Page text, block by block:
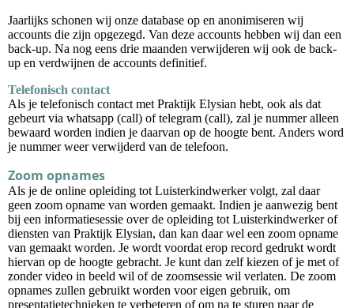
Jaarlijks schonen wij onze database op en anonimiseren wij
accounts die zijn opgezegd. Van deze accounts hebben wij dan een
back-up. Na nog eens drie maanden verwijderen wij ook de back-
up en verdwijnen de accounts definitief.
Telefonisch contact
Als je telefonisch contact met Praktijk Elysian hebt, ook als dat
gebeurt via whatsapp (call) of telegram (call), zal je nummer alleen
bewaard worden indien je daarvan op de hoogte bent. Anders word
je nummer weer verwijderd van de telefoon.
Zoom opnames
Als je de online opleiding tot Luisterkindwerker volgt, zal daar
geen zoom opname van worden gemaakt. Indien je aanwezig bent
bij een informatiesessie over de opleiding tot Luisterkindwerker of
diensten van Praktijk Elysian, dan kan daar wel een zoom opname
van gemaakt worden. Je wordt voordat erop record gedrukt wordt
hiervan op de hoogte gebracht. Je kunt dan zelf kiezen of je met of
zonder video in beeld wil of de zoomsessie wil verlaten. De zoom
opnames zullen gebruikt worden voor eigen gebruik, om
presentatietechnieken te verbeteren of om na te sturen naar de